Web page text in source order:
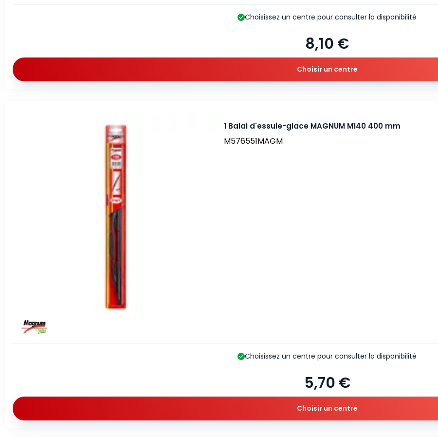
8,10 €
Choisissez un centre pour consulter la disponibilité
Choisir un centre
1 Balai d'essuie-glace MAGNUM M140 400 mm
M576551MAGM
5,70 €
Choisissez un centre pour consulter la disponibilité
Choisir un centre